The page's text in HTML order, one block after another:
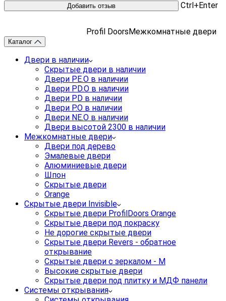
Ctrl+Enter
Profil Doors Межкомнатные двери
Каталог
Двери в наличии
Скрытые двери в наличии
Двери PE.O в наличии
Двери PD.O в наличии
Двери PD в наличии
Двери P.O в наличии
Двери NE.O в наличии
Двери высотой 2300 в наличии
Межкомнатные двери
Двери под дерево
Эмалевые двери
Алюминиевые двери
Шпон
Скрытые двери
Orange
Скрытые двери Invisible
Скрытые двери ProfilDoors Orange
Скрытые двери под покраску
Не дорогие скрытые двери
Скрытые двери Revers - обратное
открывание
Скрытые двери с зеркалом - M
Высокие скрытые двери
Скрытые двери под плитку и МДФ панели
Системы открывания